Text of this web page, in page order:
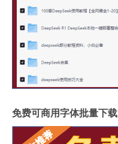
免费可商用字体批量下载